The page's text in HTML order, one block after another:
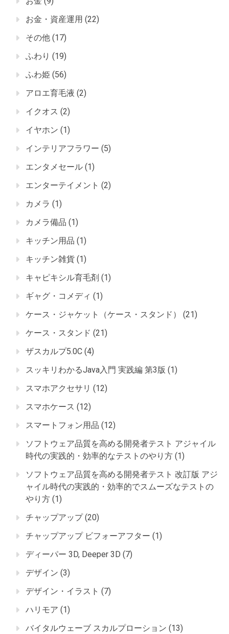
お金・資産運用 (22)
その他 (17)
ふわり (19)
ふわ姫 (56)
アロエ育毛液 (2)
イクオス (2)
イヤホン (1)
インテリアフラワー (5)
エンタメセール (1)
エンターテイメント (2)
カメラ (1)
カメラ備品 (1)
キッチン用品 (1)
キッチン雑貨 (1)
キャピキシル育毛剤 (1)
ギャグ・コメディ (1)
ケース・ジャケット（ケース・スタンド）
(21)
ケース・スタンド (21)
ザスカルプ5.0C (4)
スッキリわかるJava入門 実践編 第3版 (1)
スマホアクセサリ (12)
スマホケース (12)
スマートフォン用品 (12)
ソフトウェア品質を高める開発者テスト アジャイル
時代の実践的・効率的なテストのやり方 (1)
ソフトウェア品質を高める開発者テスト 改訂版 アジ
ャイル時代の実践的・効率的でスムーズなテストの
やり方 (1)
チャップアップ(20)
チャップアップ ビフォーアフター (1)
ディーパー 3D, Deeper 3D (7)
デザイン (3)
デザイン・イラスト (7)
ハリモア (1)
バイタルウェーブ スカルプローション (13)